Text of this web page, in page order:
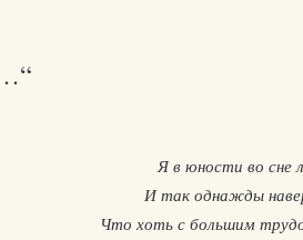
Я в юности во сне
И так однажды
Что хоть с большим